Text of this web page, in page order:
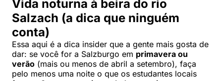
Vida noturna à beira do rio
Salzach (a dica que ninguém
conta)
Essa aqui é a dica insider que a gente mais gosta de
dar: se você for a Salzburgo em primavera ou
verão (mais ou menos de abril a setembro), faça
pelo menos uma noite o que os estudantes locais